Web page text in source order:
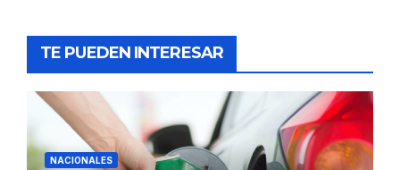
TE PUEDEN INTERESAR
NACIONALES